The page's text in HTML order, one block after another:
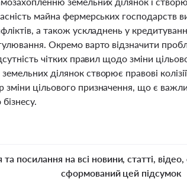
майна фермерських
а також ускладнень у
Окремо варто відзначити
чітких правил щодо зміни
ділянок створює правові
цільового призначення, що є
посилання на всі новини, статті,
сформований цей підсумок